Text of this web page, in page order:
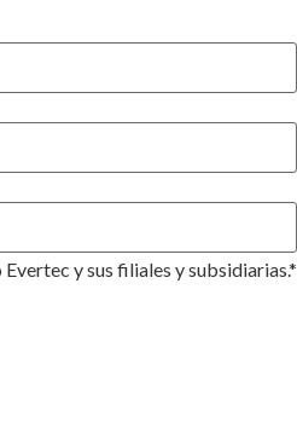
y sus filiales y subsidiarias.*